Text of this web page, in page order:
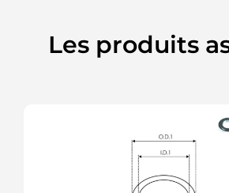
Les produits